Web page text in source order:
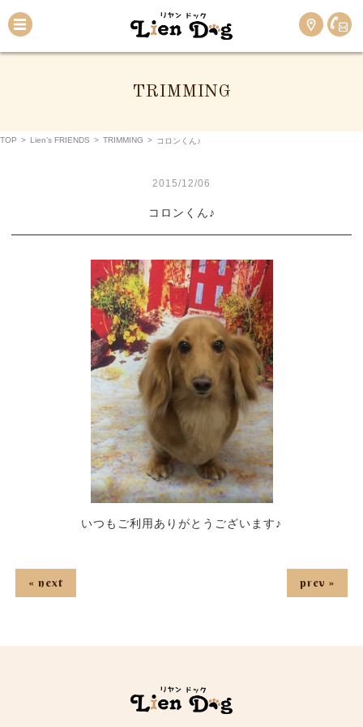
TRIMMING
TOP > Lien’s FRIENDS > TRIMMING > コロンくん♪
2015/12/06
コロンくん♪
いつもご利用ありがとうございます♪
« next prev »